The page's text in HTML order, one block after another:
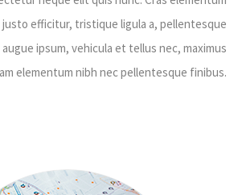
justo efficitur, tristique ligula a, pellentesque
ipsum, vehicula et tellus nec, maximus
elementum nibh nec pellentesque finibus.